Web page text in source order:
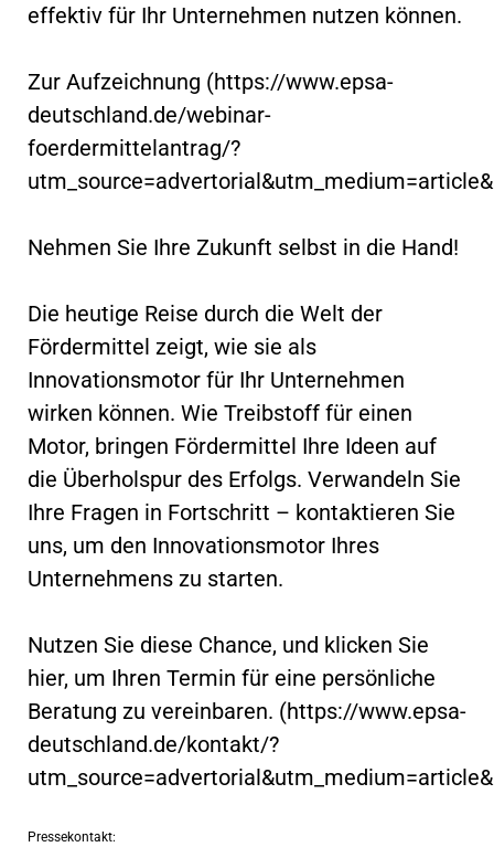
effektiv für Ihr Unternehmen nutzen können.
Zur Aufzeichnung (https://www.epsa-
deutschland.de/webinar-
foerdermittelantrag/?
Nehmen Sie Ihre Zukunft selbst in die Hand!
Die heutige Reise durch die Welt der
Fördermittel zeigt, wie sie als
Innovationsmotor für Ihr Unternehmen
wirken können. Wie Treibstoff für einen
Motor, bringen Fördermittel Ihre Ideen auf
die Überholspur des Erfolgs. Verwandeln Sie
Ihre Fragen in Fortschritt – kontaktieren Sie
uns, um den Innovationsmotor Ihres
Unternehmens zu starten.
Nutzen Sie diese Chance, und klicken Sie
hier, um Ihren Termin für eine persönliche
Beratung zu vereinbaren. (https://www.epsa-
deutschland.de/kontakt/?
Pressekontakt: